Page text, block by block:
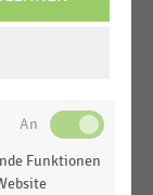
Funktionen